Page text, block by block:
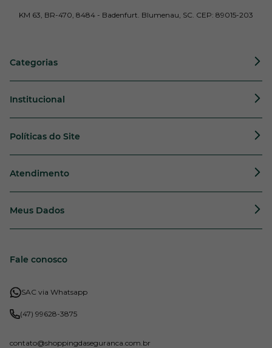
KM 63, BR-470, 8484 - Badenfurt. Blumenau, SC. CEP: 89015-203
Categorias
Institucional
Políticas do Site
Atendimento
Meus Dados
Fale conosco
SAC via Whatsapp
(47) 99628-3875
contato@shoppingdaseguranca.com.br